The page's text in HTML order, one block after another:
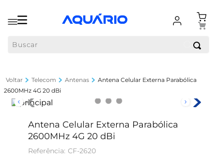
Telecom Antenas
Antena Celular Externa Parabólica
2600MHz 4G 20 dBi
Antena Celular Externa Parabólica
2600MHz 4G 20 dBi
CF-2620